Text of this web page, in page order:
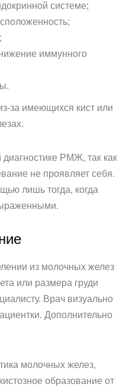
системе;
иммунного
за имеющихся кист или
РМЖ, так как
не проявляет себя.
лишь тогда, когда
из молочных желез
или размера груди
Врач визуально
Дополнительно
молочных желез,
образование от